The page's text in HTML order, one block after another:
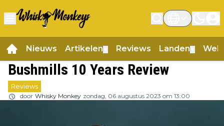
Nieuws Artikelen Reviews Landen
Bushmills 10 Years Review
Reviews
door Whisky Monkey zondag, 06 augustus 2023 om 13:00